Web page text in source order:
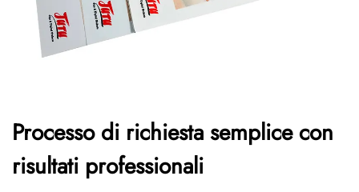
Processo di richiesta semplice con
risultati professionali